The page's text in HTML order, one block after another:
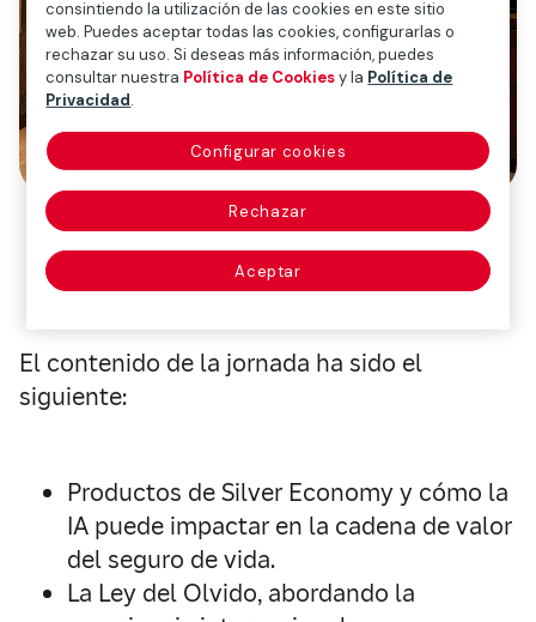
El contenido de la jornada ha sido el
siguiente:
Productos de Silver Economy y cómo la
IA puede impactar en la cadena de valor
del seguro de vida.
La Ley del Olvido, abordando la
consintiendo la utilización de las cookies en este sitio
web. Puedes aceptar todas las cookies, configurarlas o
rechazar su uso. Si deseas más información, puedes
consultar nuestra Política de Cookiesy la Política de
Privacidad.
Configurar cookies
Rechazar
Aceptar